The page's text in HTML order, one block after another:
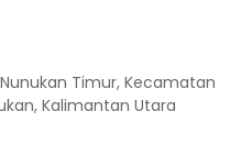
Timur, Kecamatan
Kalimantan Utara